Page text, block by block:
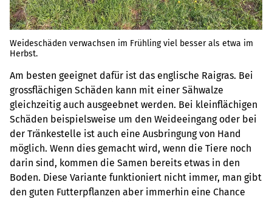
Weideschäden verwachsen im Frühling viel besser als etwa im
Herbst.
Am besten geeignet dafür ist das englische Raigras. Bei
grossflächigen Schäden kann mit einer Sähwalze
gleichzeitig auch ausgeebnet werden. Bei kleinflächigen
Schäden beispielsweise um den Weideeingang oder bei
der Tränkestelle ist auch eine Ausbringung von Hand
möglich. Wenn dies gemacht wird, wenn die Tiere noch
darin sind, kommen die Samen bereits etwas in den
Boden. Diese Variante funktioniert nicht immer, man gibt
den guten Futterpflanzen aber immerhin eine Chance